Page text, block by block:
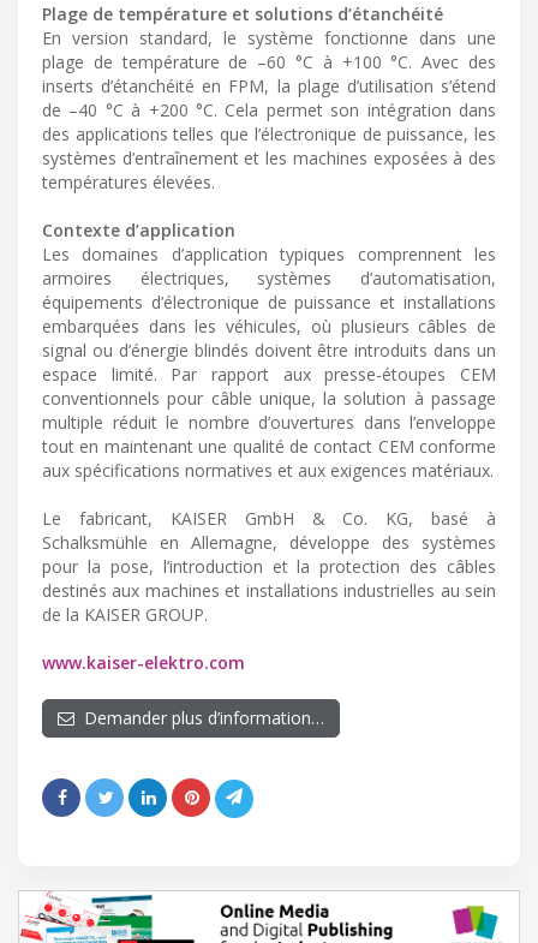
Plage de température et solutions d’étanchéité
En version standard, le système fonctionne dans une
plage de température de –60 °C à +100 °C. Avec des
inserts d’étanchéité en FPM, la plage d’utilisation s’étend
de –40 °C à +200 °C. Cela permet son intégration dans
des applications telles que l’électronique de puissance, les
systèmes d’entraînement et les machines exposées à des
températures élevées.
Contexte d’application
Les domaines d’application typiques comprennent les
armoires électriques, systèmes d’automatisation,
équipements d’électronique de puissance et installations
embarquées dans les véhicules, où plusieurs câbles de
signal ou d’énergie blindés doivent être introduits dans un
espace limité. Par rapport aux presse-étoupes CEM
conventionnels pour câble unique, la solution à passage
multiple réduit le nombre d’ouvertures dans l’enveloppe
tout en maintenant une qualité de contact CEM conforme
aux spécifications normatives et aux exigences matériaux.
Le fabricant, KAISER GmbH & Co. KG, basé à
Schalksmühle en Allemagne, développe des systèmes
pour la pose, l’introduction et la protection des câbles
destinés aux machines et installations industrielles au sein
de la KAISER GROUP.
www.kaiser-elektro.com
Demander plus d’information…